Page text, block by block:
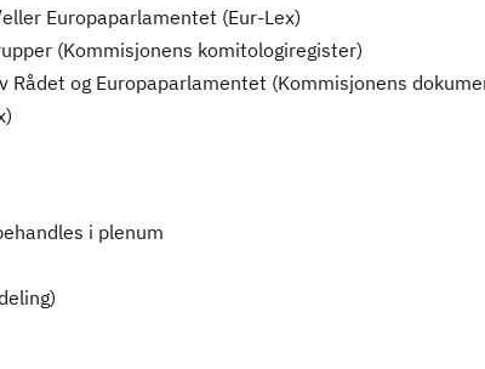
Europaparlamentet (Eur-Lex)
(Kommisjonens komitologiregister)
og Europaparlamentet (Kommisjonens
i plenum